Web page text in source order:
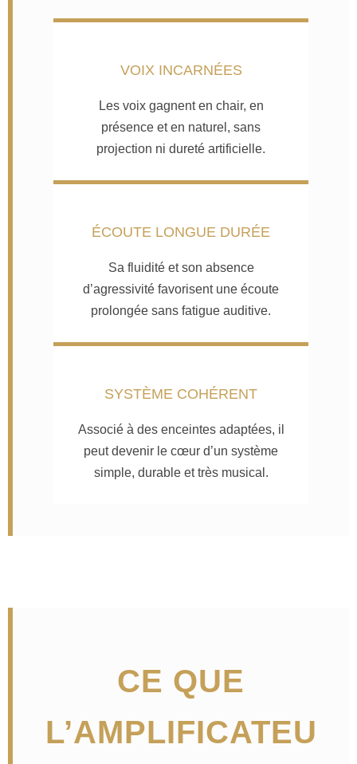
VOIX INCARNÉES
Les voix gagnent en chair, en
présence et en naturel, sans
projection ni dureté artificielle.
ÉCOUTE LONGUE DURÉE
Sa fluidité et son absence
d’agressivité favorisent une écoute
prolongée sans fatigue auditive.
SYSTÈME COHÉRENT
Associé à des enceintes adaptées, il
peut devenir le cœur d’un système
simple, durable et très musical.
CE QUE
L’AMPLIFICATEU